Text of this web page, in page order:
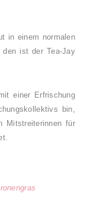
in einem normalen
ist der Tea-Jay
einer Erfrischung
bin,
Mitstreiterinnen für